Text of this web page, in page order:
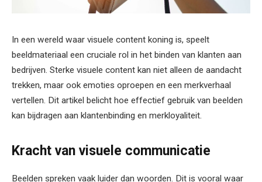
In een wereld waar visuele content koning is, speelt
beeldmateriaal een cruciale rol in het binden van klanten aan
bedrijven. Sterke visuele content kan niet alleen de aandacht
trekken, maar ook emoties oproepen en een merkverhaal
vertellen. Dit artikel belicht hoe effectief gebruik van beelden
kan bijdragen aan klantenbinding en merkloyaliteit.
Kracht van visuele communicatie
Beelden spreken vaak luider dan woorden. Dit is vooral waar